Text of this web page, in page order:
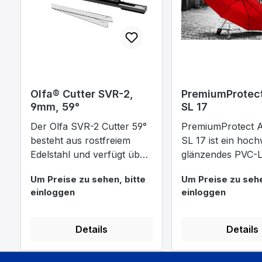
Olfa® Cutter SVR-2,
9mm, 59°
Der Olfa SVR-2 Cutter 59°
besteht aus rostfreiem
Edelstahl und verfügt über
mit dem ein
versehentliches ausfahren
verhindert wird. Der
hervorragend beim
Um Preise zu sehen, bitte
einloggen
Details
SL 17
PremiumProtect
SL 17 ist ein
glänzendes PVC-
Digitaldruckfolien.
Laminat schützt
UV-Strahlen,
Verschleiß.
Um Preise zu
einloggen
Details